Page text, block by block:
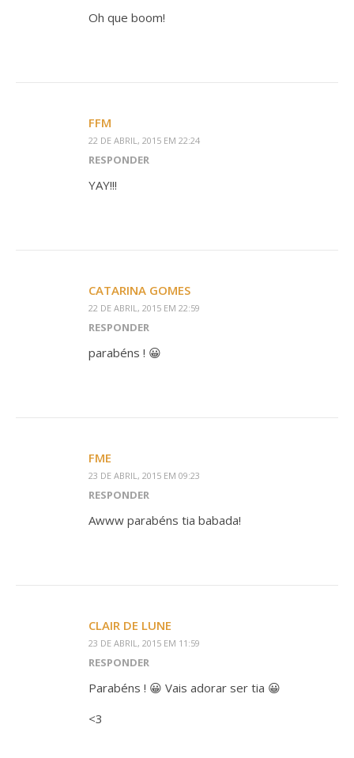
Oh que boom!
FFM
22 DE ABRIL, 2015 EM 22:24
RESPONDER
YAY!!!
CATARINA GOMES
22 DE ABRIL, 2015 EM 22:59
RESPONDER
parabéns ! 😀
FME
23 DE ABRIL, 2015 EM 09:23
RESPONDER
Awww parabéns tia babada!
CLAIR DE LUNE
23 DE ABRIL, 2015 EM 11:59
RESPONDER
Parabéns ! 😀 Vais adorar ser tia 😀
<3